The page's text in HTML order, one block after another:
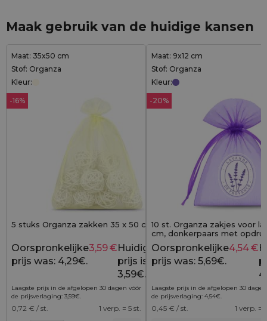
Maak gebruik van de huidige kansen
Maat: 35x50 cm
Stof: Organza
Kleur:
-16%
5 stuks Organza zakken 35 x 50 cm - ecru
4,29 €
Oorspronkelijke
prijs was: 4,29€.
3,59€Huidige
prijs is:
3,59€.
Laagste prijs in de afgelopen 30 dagen vóór
de prijsverlaging: 3,59€.
0,72 € / st. 1 verp. = 5 st.
Maat: 9x12 cm
Stof: Organza
Kleur:
-20%
10 st. Organza zakjes voor
cm, donkerpaars met
Provence"
Oorspronkelijke
prijs was: 5,69€.
4,54€
Laagste prijs in de afgelopen 30
de prijsverlaging: 4,54€.
0,45 € / st. 1 verp. =